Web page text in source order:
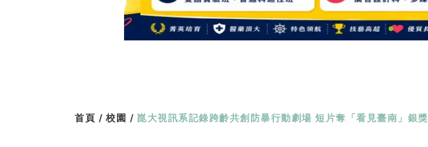
首頁 / 校園 / 崑大視訊系記錄跨齡共創防暴行動劇場 短片奪「看見臺南」銀獎